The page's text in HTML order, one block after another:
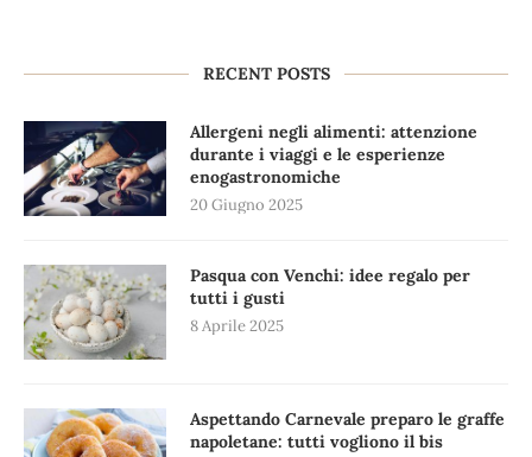
RECENT POSTS
Allergeni negli alimenti: attenzione
durante i viaggi e le esperienze
enogastronomiche
20 Giugno 2025
Pasqua con Venchi: idee regalo per
tutti i gusti
8 Aprile 2025
Aspettando Carnevale preparo le graffe
napoletane: tutti vogliono il bis